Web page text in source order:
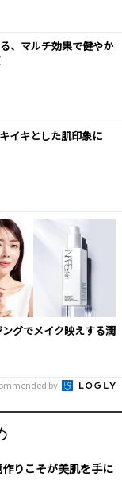
、マルチ効果で健やか
イキとした肌印象に
グでメイク映えする潤
by
りこそが美肌を手に